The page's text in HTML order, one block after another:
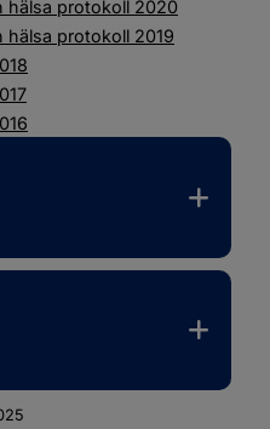
hälsa protokoll 2020
hälsa protokoll 2019